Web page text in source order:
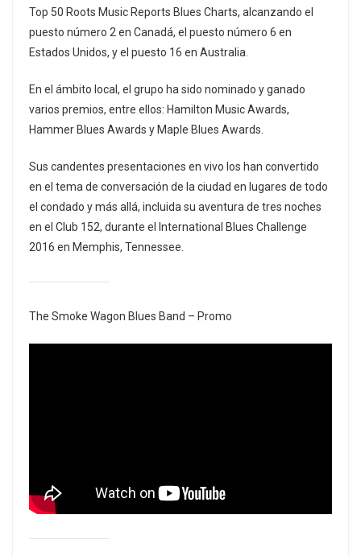
Top 50 Roots Music Reports Blues Charts, alcanzando el
puesto número 2 en Canadá, el puesto número 6 en
Estados Unidos, y el puesto 16 en Australia.
En el ámbito local, el grupo ha sido nominado y ganado
varios premios, entre ellos: Hamilton Music Awards,
Hammer Blues Awards y Maple Blues Awards.
Sus candentes presentaciones en vivo los han convertido
en el tema de conversación de la ciudad en lugares de todo
el condado y más allá, incluida su aventura de tres noches
en el Club 152, durante el International Blues Challenge
2016 en Memphis, Tennessee.
The Smoke Wagon Blues Band – Promo